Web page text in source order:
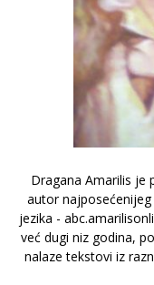
Dragana Amarilis je
autor
jezika -
već dugi niz godina,
nalaze tekstovi iz